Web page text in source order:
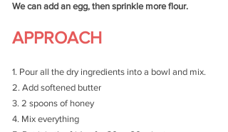
We can add an egg, then sprinkle more flour.
APPROACH
1. Pour all the dry ingredients into a bowl and mix.
2. Add softened butter
3. 2 spoons of honey
4. Mix everything